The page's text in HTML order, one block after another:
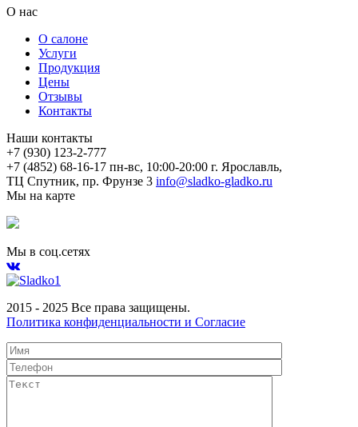
О нас
О салоне
Услуги
Продукция
Цены
Отзывы
Контакты
Наши контакты
+7 (930) 123-2-777
+7 (4852) 68-16-17 пн-вс, 10:00-20:00 г. Ярославль,
ТЦ Спутник, пр. Фрунзе 3 info@sladko-gladko.ru
Мы на карте
Мы в соц.сетях
2015 - 2025 Все права защищены.
Политика конфиденциальности и Согласие